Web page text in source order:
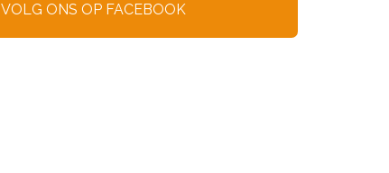
VOLG ONS OP FACEBOOK